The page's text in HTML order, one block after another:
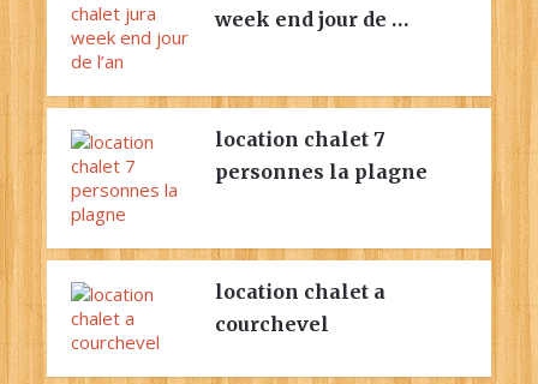
week end jour de …
location chalet 7
personnes la plagne
location chalet a
courchevel